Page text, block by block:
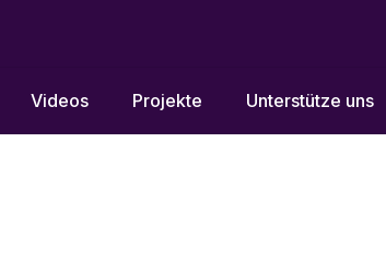
Videos Projekte Unterstütze uns